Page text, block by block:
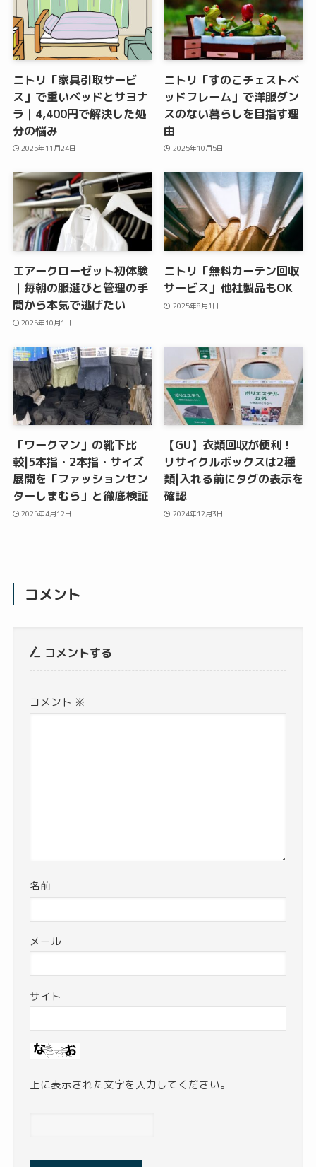
ニトリ「家具引取サービ
ス」で重いベッドとサヨナ
ラ｜4,400円で解決した処
分の悩み
2025年11月24日
ニトリ「すのこチェストベ
ッドフレーム」で洋服ダン
スのない暮らしを目指す理
由
2025年10月5日
エアークローゼット初体験
｜毎朝の服選びと管理の手
間から本気で逃げたい
2025年10月1日
ニトリ「無料カーテン回収
サービス」他社製品もOK
2025年8月1日
「ワークマン」の靴下比
較|5本指・2本指・サイズ
展開を「ファッションセン
ターしまむら」と徹底検証
2025年4月12日
【GU】衣類回収が便利！
リサイクルボックスは2種
類|入れる前にタグの表示を
確認
2024年12月3日
コメント
コメントする
コメント ※
名前
メール
サイト
上に表示された文字を入力してください。